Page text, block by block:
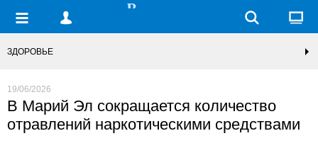
ЗДОРОВЬЕ
19/06/2026
В Марий Эл сокращается количество
отравлений наркотическими средствами